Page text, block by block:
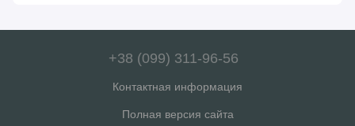
+38 (099) 311-96-56
Контактная информация
Полная версия сайта